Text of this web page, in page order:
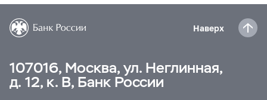
Наверх
107016, Москва, ул. Неглинная,
д. 12, к. В, Банк России